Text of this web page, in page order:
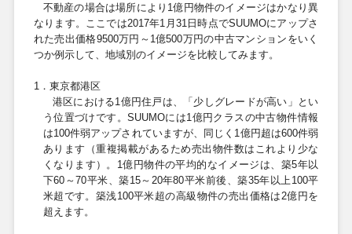
不動産の場合は場所により 1億円物件のイメージはかなり異
なります。ここでは2017年1 月 31日時点でSUUMOにアップさ
れた売出価格9500万円～ 1億500万円の中古マンションをいく
つか例示して、地域別のイメージを比較してみます。
1．東京都港区
港区における1億円住戸は、「少しグレードが高い」とい
う位置づけです。SUUMOには1億円クラスの中古物件情報
は100件弱アップされていますが、同じく 1億円超は600件弱
あります（重複掲載があるため売出物件数はこれより少な
くなります）。 1億円物件の平均的なイメージは、築5年以
下60～70平米、築15～ 20年80平米前後、築35年以上100平
米超です。築浅100平米超の高級物件の売出価格は2億円を
超えます。